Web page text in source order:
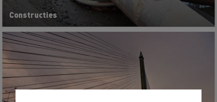
Constructies